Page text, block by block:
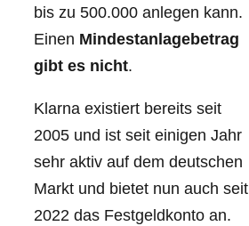
bis zu 500.000 anlegen kann.
Einen Mindestanlagebetrag
gibt es nicht.
Klarna existiert bereits seit
2005 und ist seit einigen Jahr
sehr aktiv auf dem deutschen
Markt und bietet nun auch seit
2022 das Festgeldkonto an.